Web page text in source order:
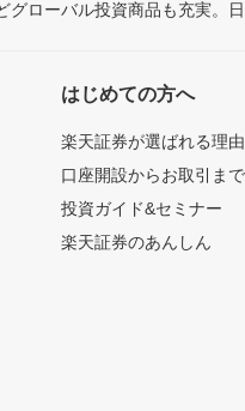
グローバル投資商品も充実。
はじめての方へ
楽天証券が選ばれる理由
口座開設からお取引ま
投資ガイド&セミナー
楽天証券のあんしん